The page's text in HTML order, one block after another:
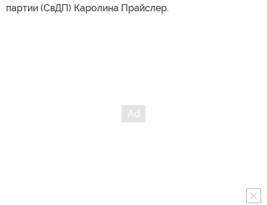
партии (СвДП) Каролина Прайслер.